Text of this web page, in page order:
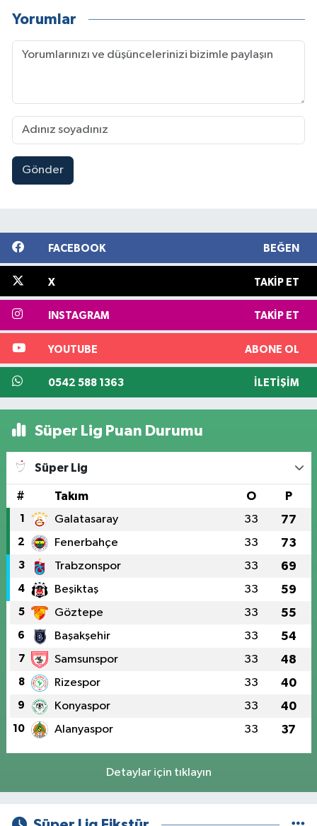
Yorumlar
Gönder
FACEBOOK BEĞEN
X TAKIP ET
INSTAGRAM TAKIP ET
YOUTUBE ABONE OL
0542 588 1363 İLETIŞIM
Süper Lig Puan Durumu
Süper Lig
# Takım O P
1 Galatasaray 33 77
2 Fenerbahçe 33 73
3 Trabzonspor 33 69
4 Beşiktaş 33 59
5 Göztepe 33 55
6 Başakşehir 33 54
7 Samsunspor 33 48
8 Rizespor 33 40
9 Konyaspor 33 40
10 Alanyaspor 33 37
Detaylar için tıklayın